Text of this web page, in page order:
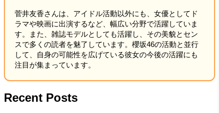
菅井友香さんは、アイドル活動以外にも、女優としてド
ラマや映画に出演するなど、幅広い分野で活躍していま
す。また、雑誌モデルとしても活躍し、その美貌とセン
スで多くの読者を魅了しています。櫻坂46の活動と並行
して、自身の可能性を広げている彼女の今後の活躍にも
注目が集まっています。
Recent Posts